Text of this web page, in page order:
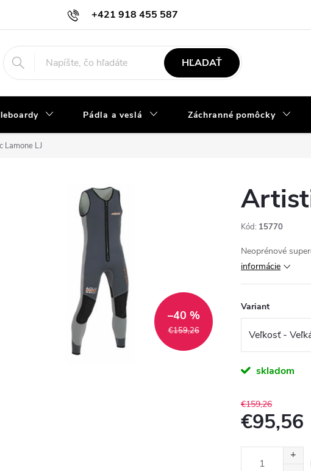
+421 918 455 587
info@vodacky-obchod.sk
HĽADAŤ
Pádla a veslá Záchranné pomôcky
Lamone LJ
€159,26
–40 %
Kód: 15770
Neoprénové
informácie
Variant
skladom
€159,26
€95,56